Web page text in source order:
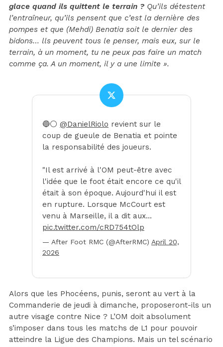
glace quand ils quittent le terrain ? Qu’ils détestent
l’entraîneur, qu’ils pensent que c’est la dernière des
pompes et que (Mehdi) Benatia soit le dernier des
bidons… lls peuvent tous le penser, mais eux, sur le
terrain, à un moment, tu ne peux pas faire un match
comme ça. A un moment, il y a une limite ».
🔵⚪️ @DanielRiolo revient sur le
coup de gueule de Benatia et pointe
la responsabilité des joueurs.
"Il est arrivé à l'OM peut-être avec
l'idée que le foot était encore ce qu'il
était à son époque. Aujourd'hui il est
en rupture. Lorsque McCourt est
venu à Marseille, il a dit aux…
pic.twitter.com/cRD754tOlp
— After Foot RMC (@AfterRMC) April 20,
2026
Alors que les Phocéens, punis, seront au vert à la
Commanderie de jeudi à dimanche, proposeront-ils un
autre visage contre Nice ? L’OM doit absolument
s’imposer dans tous les matchs de L1 pour pouvoir
atteindre la Ligue des Champions. Mais un tel scénario